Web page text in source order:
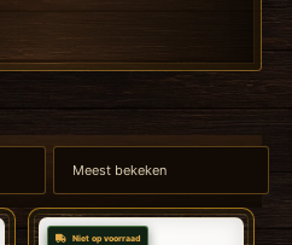
Niet op voorraad